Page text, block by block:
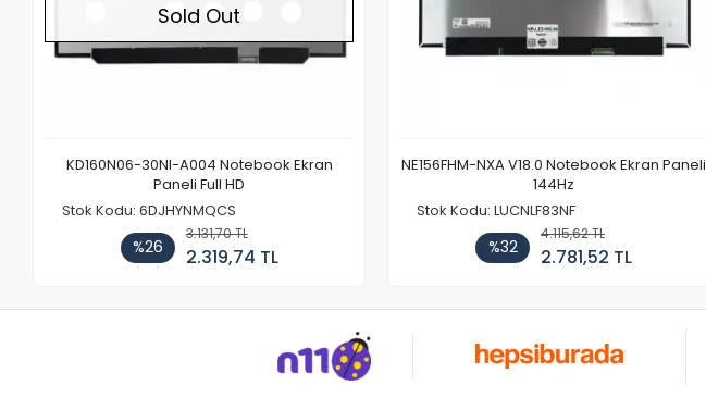
Sold Out
KD160N06-30NI-A004 Notebook Ekran
Paneli Full HD
Stok Kodu: 6DJHYNMQCS
%26
3.131,70 TL
2.319,74 TL
NE156FHM-NXA V18.0 Notebook Ekran Paneli
144Hz
Stok Kodu: LUCNLF83NF
%32
4.115,62 TL
2.781,52 TL